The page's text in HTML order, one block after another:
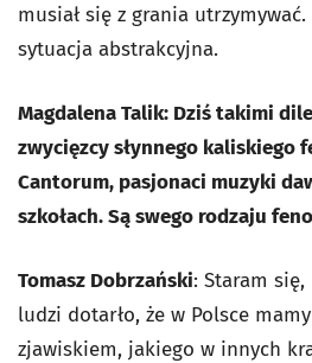
musiał się z grania utrzymywać.
sytuacja abstrakcyjna.
Magdalena Talik: Dziś takimi
zwycięzcy słynnego kaliskiego
Cantorum, pasjonaci muzyki
szkołach. Są swego rodzaju
Tomasz Dobrzański: Staram
ludzi dotarło, że w Polsce
zjawiskiem, jakiego w innych